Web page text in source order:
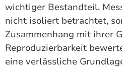
wichtiger Bestandteil.
nicht isoliert betrachtet,
Zusammenhang mit ihrer
Reproduzierbarkeit
eine verlässliche